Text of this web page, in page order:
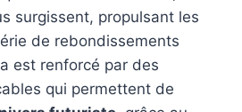
surgissent, propulsant les
de rebondissements
est renforcé par des
qui permettent de